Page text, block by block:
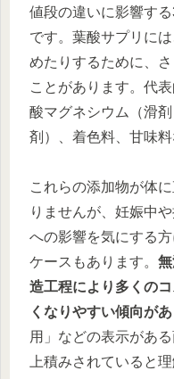
値段の違いに影響する
です。葉酸サプリに
めたりするために、
ことがあります。代
酸マグネシウム（滑
剤）、着色料、甘味
これらの添加物が体
りませんが、妊娠中
への影響を気にする
ケースもあります。
造工程により多くの
くなりやすい傾向があ
用」などの表示があ
上積みされていると